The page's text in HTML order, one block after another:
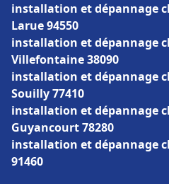
installation et dépannage
Larue 94550
installation et dépannage
Villefontaine 38090
installation et dépannage
Souilly 77410
installation et dépannage
Guyancourt 78280
installation et dépannage
91460